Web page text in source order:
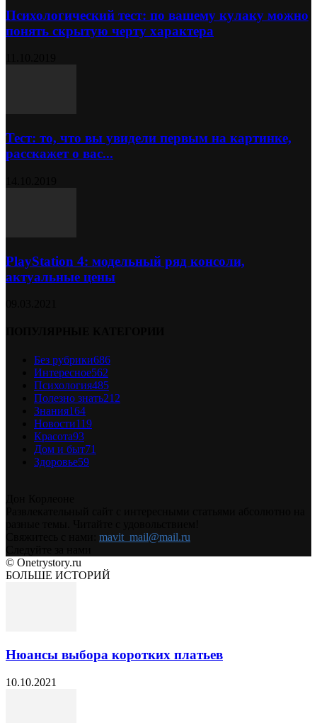
Психологический тест: по вашему кулаку можно
понять скрытую черту характера
Тест: то, что вы увидели первым на картинке,
расскажет о вас...
PlayStation 4: модельный ряд консоли,
актуальные цены
Без рубрики686
Интересное562
Психология485
Полезно знать212
Знания164
Новости119
Красота93
Дом и быт71
Здоровье59
mavit_mail@mail.ru
© Onetrystory.ru
БОЛЬШЕ ИСТОРИЙ
Нюансы выбора коротких платьев
10.10.2021